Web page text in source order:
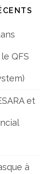
QFS
et
à